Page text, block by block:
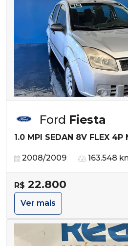
Ford Fiesta
1.0 MPI SEDAN 8V FLEX 4P
2008/2009 163.548
R$ 22.800
Ver mais